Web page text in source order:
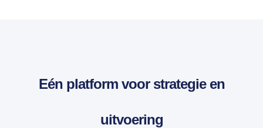
Eén platform voor strategie en
uitvoering